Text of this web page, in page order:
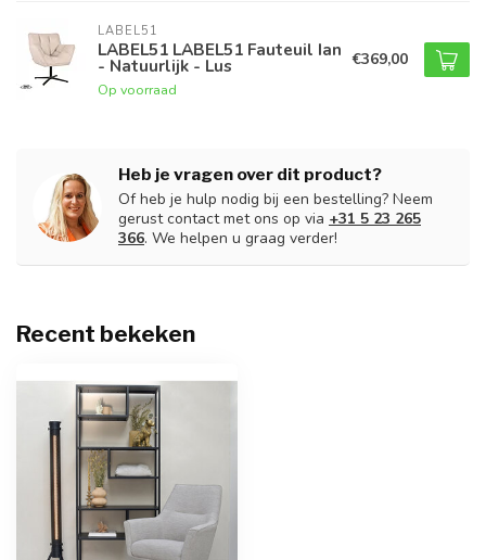
LABEL51
LABEL51 LABEL51 Fauteuil Ian
- Natuurlijk - Lus
Op voorraad
€369,00
Heb je vragen over dit product?
Of heb je hulp nodig bij een bestelling? Neem
gerust contact met ons op via +31 5 23 265
366. We helpen u graag verder!
Recent bekeken